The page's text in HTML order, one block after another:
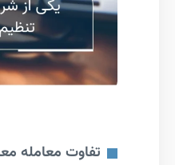
تفاوت معامله